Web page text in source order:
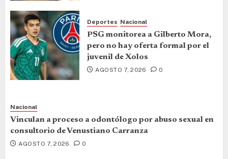
Deportes Nacional
PSG monitorea a Gilberto Mora,
pero no hay oferta formal por el
juvenil de Xolos
AGOSTO 7, 2026 0
Nacional
Vinculan a proceso a odontólogo por abuso sexual en
consultorio de Venustiano Carranza
AGOSTO 7, 2026 0